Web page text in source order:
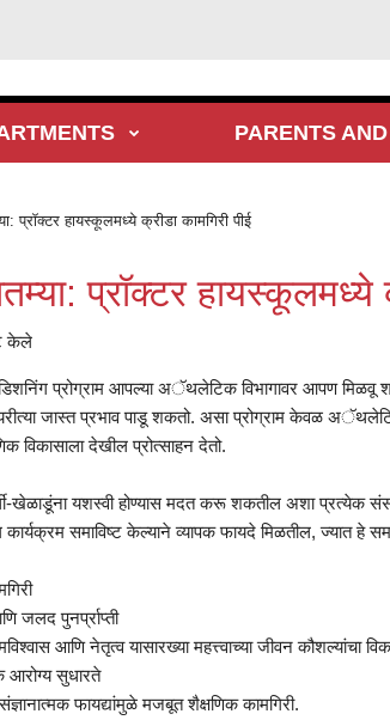
PARENTS
प्रॉक्टर हायस्कूलमध्ये क्रीडा कामगिरी पीई
प्रॉक्टर हायस्कूलमध्ये
केले
प्रोग्राम आपल्या अॅथलेटिक विभागावर आपण
जास्त प्रभाव पाडू शकतो. असा प्रोग्राम केवळ
विकासाला देखील प्रोत्साहन देतो.
खेळाडूंना यशस्वी होण्यास मदत करू शकतील अशा
समाविष्ट केल्याने व्यापक फायदे मिळतील, ज्यात हे
जलद पुनर्प्राप्ती
आणि नेतृत्व यासारख्या महत्त्वाच्या जीवन कौशल्यांचा
आरोग्य सुधारते
फायद्यांमुळे मजबूत शैक्षणिक कामगिरी.